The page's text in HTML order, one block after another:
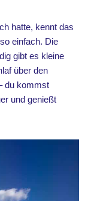
hatte, kennt das
einfach. Die
gibt es kleine
über den
du kommst
und genießt